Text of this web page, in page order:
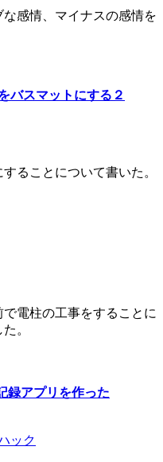
な感情、マイナスの感情を
バスマットにする２
ることについて書いた。
電柱の工事をすることに
。
録アプリを作った
ック